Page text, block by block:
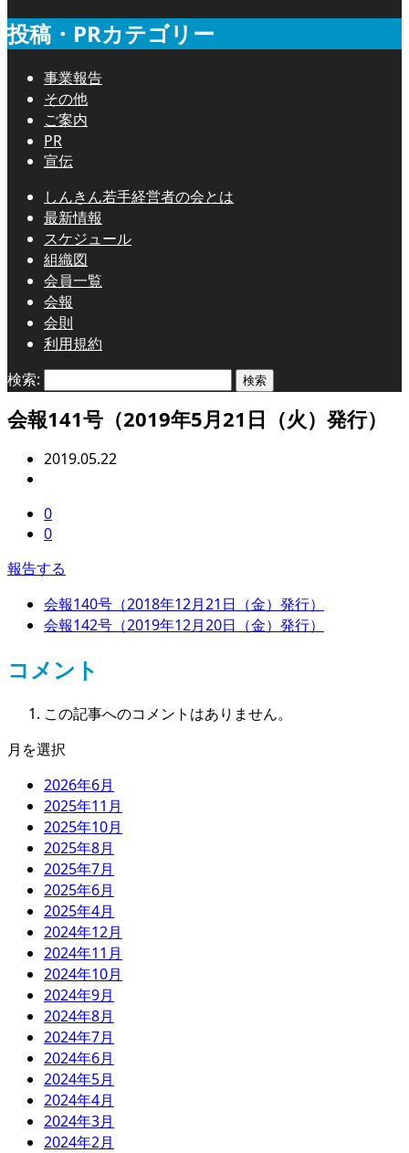
投稿・PRカテゴリー
事業報告
その他
ご案内
PR
宣伝
しんきん若手経営者の会とは
最新情報
スケジュール
組織図
会員一覧
会報
会則
利用規約
検索:
会報141号（2019年5月21日（火）発行）
2019.05.22
0
0
報告する
会報140号（2018年12月21日（金）発行）
会報142号（2019年12月20日（金）発行）
コメント
この記事へのコメントはありません。
月を選択
2026年6月
2025年11月
2025年10月
2025年8月
2025年7月
2025年6月
2025年4月
2024年12月
2024年11月
2024年10月
2024年9月
2024年8月
2024年7月
2024年6月
2024年5月
2024年4月
2024年3月
2024年2月